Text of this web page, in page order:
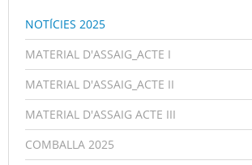
NOTÍCIES 2025
MATERIAL D'ASSAIG_ACTE I
MATERIAL D'ASSAIG_ACTE II
MATERIAL D'ASSAIG ACTE III
COMBALLA 2025